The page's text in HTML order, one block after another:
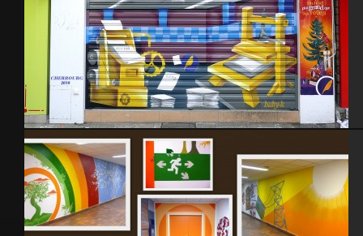
Maison de la presse 2010